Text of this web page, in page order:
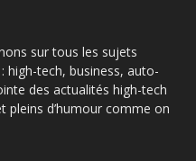
sur tous les sujets
high-tech, business, auto-
des actualités high-tech
pleins d’humour comme on